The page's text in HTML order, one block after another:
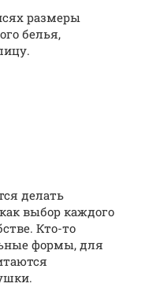
размеры
белья,
делать
выбор каждого
Кто-то
формы, для